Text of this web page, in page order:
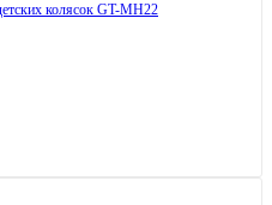
колясок GT-MH22